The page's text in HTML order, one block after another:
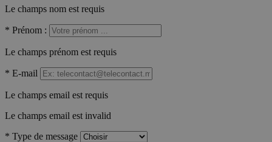
Le champs nom est requis
* Prénom :
Le champs prénom est requis
* E-mail
Le champs email est requis
Le champs email est invalid
* Type de message